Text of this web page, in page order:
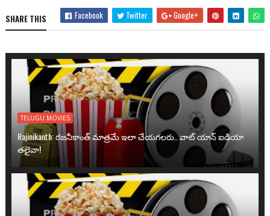
SHARE THIS Facebook Twitter Google+
TELUGU MOVIES
Rajinikanth: రజనీకాంత్ మాత్రమే ఇలా చేయగలరు.. వాట్ యాన్ ఐడియా
తలైవా!